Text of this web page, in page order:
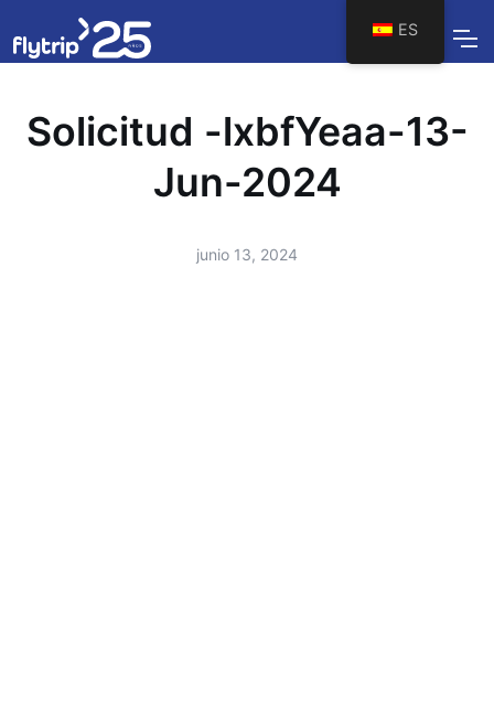
Solicitud -lxbfYeaa-13-
Jun-2024
junio 13, 2024
ES